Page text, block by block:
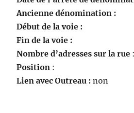
Ancienne dénomination :
Début de la voie :
Fin de la voie :
Nombre d’adresses sur la rue :
Position :
Lien avec Outreau : non